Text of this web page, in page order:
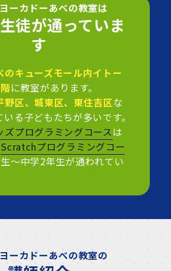
ーカドーあべの教室は
徒が通っていま
す
のキューズモール内イトー
に教室があります。
野区、城東区、東住吉区な
る子どもたちが多いです。
ズプログラミングコースは
Scratchプログラミングコー
～中学2年生が通われてい
ーカドーあべの教室の